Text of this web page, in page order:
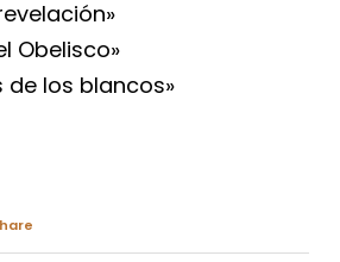
Obelisco»
de los blancos»